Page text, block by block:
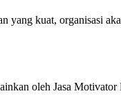
yang kuat, organisasi
oleh Jasa Motivator